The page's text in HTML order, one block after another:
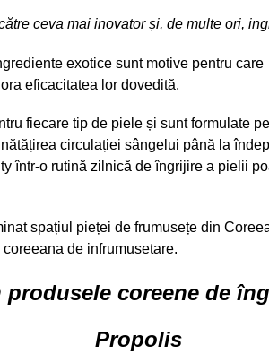
ceva mai inovator și, de multe ori,
exotice sunt motive pentru
eficacitatea lor dovedită.
fiecare tip de piele și sunt formulate
circulației sângelui până la
într-o rutină zilnică de îngrijire a pielii
spațiul pieței de frumusețe din
de infrumusetare.
coreene de
Propolis